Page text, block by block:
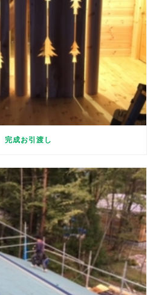
完成お引渡し